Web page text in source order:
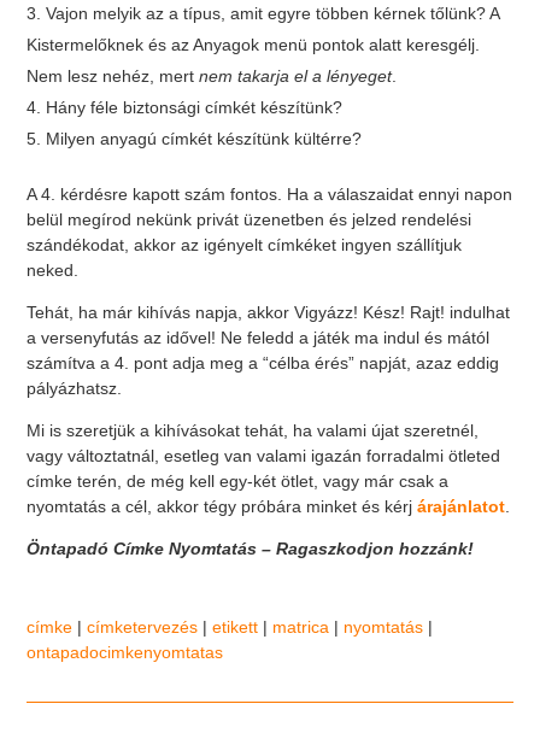
Vajon melyik az a típus, amit egyre többen kérnek tőlünk? A
Kistermelőknek és az Anyagok menü pontok alatt keresgélj.
Nem lesz nehéz, mertnem takarja el a lényeget.
Hány féle biztonsági címkét készítünk?
Milyen anyagú címkét készítünk kültérre?
A 4. kérdésre kapott szám fontos. Ha a válaszaidat ennyi napon
belül megírod nekünk privát üzenetben és jelzed rendelési
szándékodat, akkor az igényelt címkéket ingyen szállítjuk
neked.
Tehát, ha már kihívás napja, akkor Vigyázz! Kész! Rajt! indulhat
a versenyfutás az idővel! Ne feledd a játék ma indul és mától
számítva a 4. pont adja meg a “célba érés” napját, azaz eddig
pályázhatsz.
Mi is szeretjük a kihívásokat tehát, ha valami újat szeretnél,
vagy változtatnál, esetleg van valami igazán forradalmi ötleted
címke terén, de még kell egy-két ötlet, vagy már csak a
nyomtatás a cél, akkor tégy próbára minket és kérjárajánlatot
Öntapadó Címke Nyomtatás – Ragaszkodjon hozzánk!
címke |címketervezés |etikett | matrica | nyomtatás |
ontapadocimkenyomtatas